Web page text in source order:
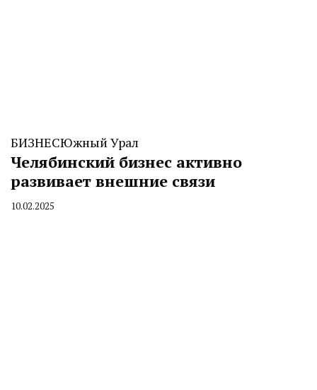
БИЗНЕСЮжный Урал
Челябинский бизнес активно
развивает внешние связи
By
10.02.2025